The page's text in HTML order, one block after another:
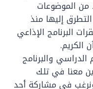
الموضوعات
إليها منذ
البرنامج الإذاعي
الكريم.
الدراسي والبرنامج
معنا في تلك
في مشاركة أحد